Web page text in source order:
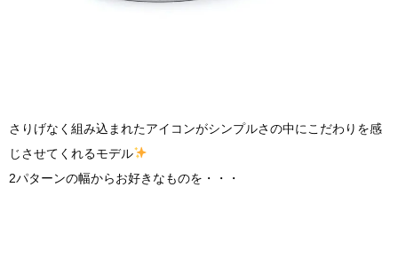
さりげなく組み込まれたアイコンがシンプルさの中にこだわりを感
じさせてくれるモデル
2パターンの幅からお好きなものを・・・